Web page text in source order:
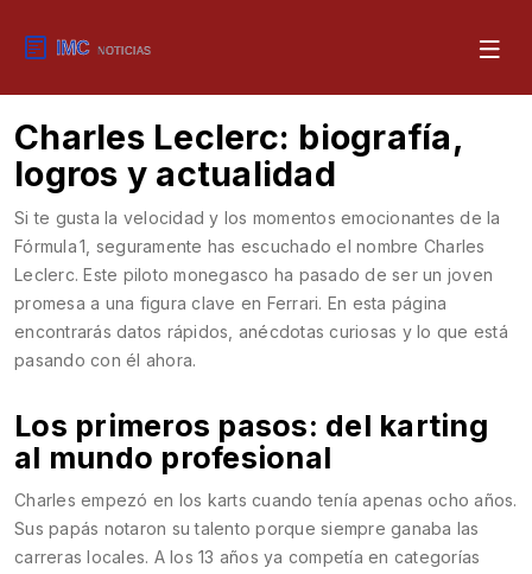
Charles Leclerc: biografía,
logros y actualidad
Si te gusta la velocidad y los momentos emocionantes de la
Fórmula 1, seguramente has escuchado el nombre Charles
Leclerc. Este piloto monegasco ha pasado de ser un joven
promesa a una figura clave en Ferrari. En esta página
encontrarás datos rápidos, anécdotas curiosas y lo que está
pasando con él ahora.
Los primeros pasos: del karting
al mundo profesional
Charles empezó en los karts cuando tenía apenas ocho años.
Sus papás notaron su talento porque siempre ganaba las
carreras locales. A los 13 años ya competía en categorías